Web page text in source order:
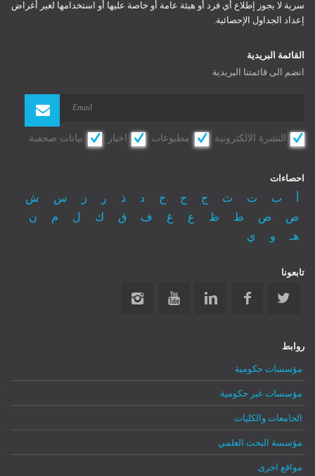
Register Log In
سرية لا يجوز إطلاع أي فرد أو هيئة عامة أو خاصة عليها أو استخدامها لغير أغراض
إعداد الجداول الإحصائية.
القائمة البريدية
انضم الى قائمتنا البريدية
النشرة الالكترونية مطبوعات اخبار بيانات صحفية
احصاءات
ب ت ث ج ح خ د ذ ر ز س
ش
ص
ض ط ظ ع غ ف ق ك ل م
ن
هـ
و ي
تابعونا
روابط
مؤسسات حكومية
مؤسسات غير حكومية
الجامعات والكليات
مؤسسة البحث العلمي
مواقع اخرى